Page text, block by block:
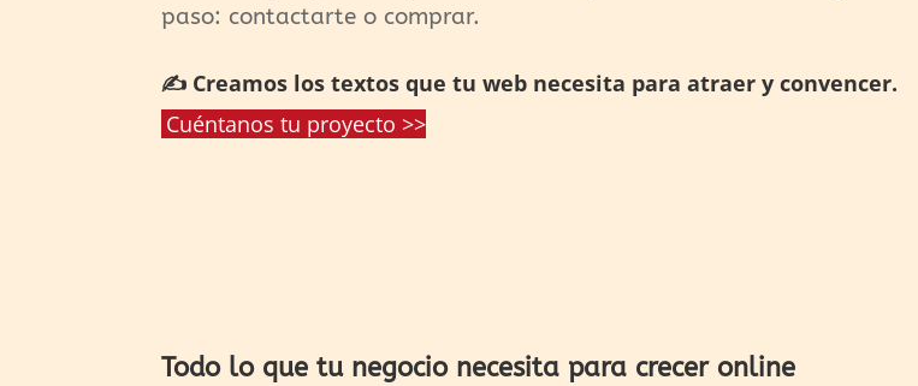
paso: contactarte o comprar.
✍️ Creamos los textos que tu web necesita para atraer y convencer.
Cuéntanos tu proyecto >>
Todo lo que tu negocio necesita para crecer online